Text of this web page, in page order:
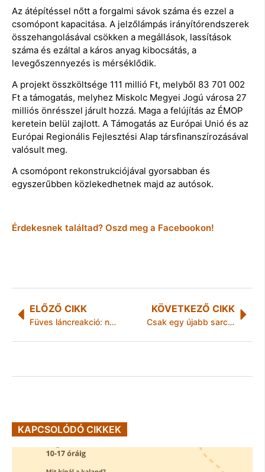
Az átépítéssel nőtt a forgalmi sávok száma és ezzel a
csomópont kapacitása. A jelzőlámpás irányítórendszerek
összehangolásával csökken a megállások, lassítások
száma és ezáltal a káros anyag kibocsátás, a
levegőszennyezés is mérséklődik.
A projekt összköltsége 111 millió Ft, melyből 83 701 002
Ft a támogatás, melyhez Miskolc Megyei Jogú városa 27
milliós önrésszel járult hozzá. Maga a felújítás az ÉMOP
keretein belül zajlott. A Támogatás az Európai Unió és az
Európai Regionális Fejlesztési Alap társfinanszírozásával
valósult meg.
A csomópont rekonstrukciójával gyorsabban és
egyszerűbben közlekedhetnek majd az autósok.
Érdekesnek találtad? Oszd meg a Facebookon!
ELŐZŐ CIKK
Füves láncreakció: narkotikum a hűtőben! + Videó
KÖVETKEZŐ CIKK
Csak egy újabb sarc a környezetbarát autógáz adójának emelése
KAPCSOLÓDÓ CIKKEK